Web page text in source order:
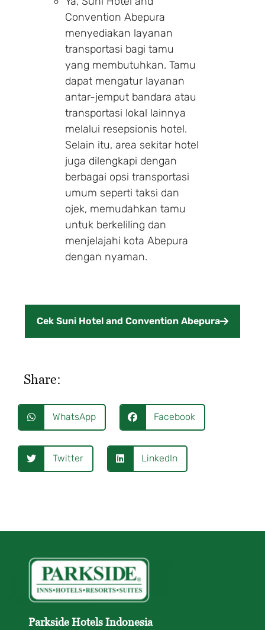
Convention Abepura
menyediakan layanan
transportasi bagi tamu
yang membutuhkan. Tamu
dapat mengatur layanan
antar-jemput bandara atau
transportasi lokal lainnya
melalui resepsionis hotel.
Selain itu, area sekitar hotel
juga dilengkapi dengan
berbagai opsi transportasi
umum seperti taksi dan
ojek, memudahkan tamu
untuk berkeliling dan
menjelajahi kota Abepura
dengan nyaman.
Cek Suni Hotel and Convention Abepura
Share:
WhatsApp Facebook
Twitter LinkedIn
Parkside Hotels Indonesia